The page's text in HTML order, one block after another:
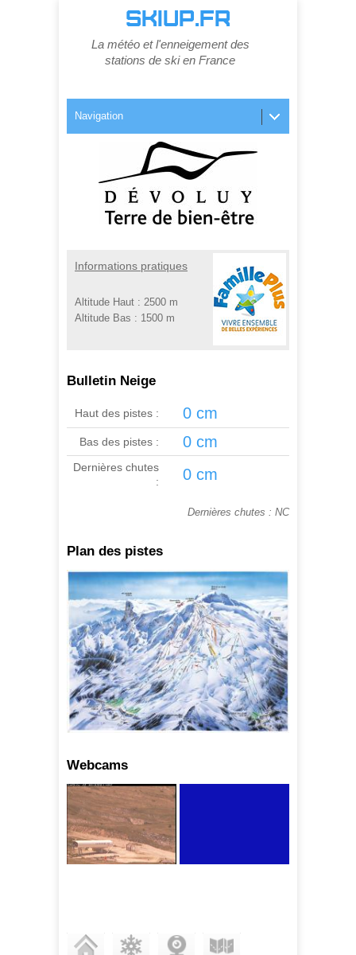
SKIUP.FR
La météo et l'enneigement des
stations de ski en France
Navigation
Informations pratiques
Altitude Haut : 2500 m
Altitude Bas : 1500 m
Bulletin Neige
Haut des pistes : 0 cm
Bas des pistes : 0 cm
Dernières chutes
:
0 cm
Dernières chutes : NC
Plan des pistes
Webcams